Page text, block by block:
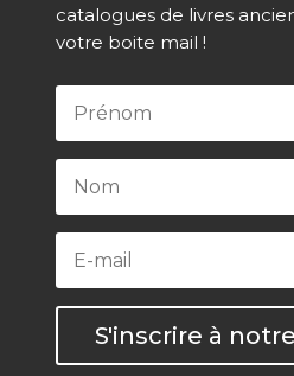
catalogues de livres
votre boite mail !
S'inscrire à